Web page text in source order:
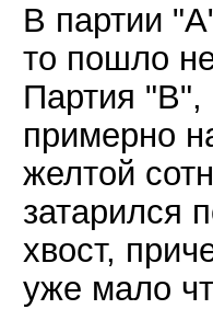
В партии
то пошло
Партия "В",
примерно
желтой
затарился
хвост,
уже мало